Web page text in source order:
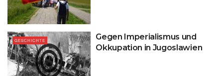
GESCHICHTE
Gegen Imperialismus und
Okkupation in Jugoslawien